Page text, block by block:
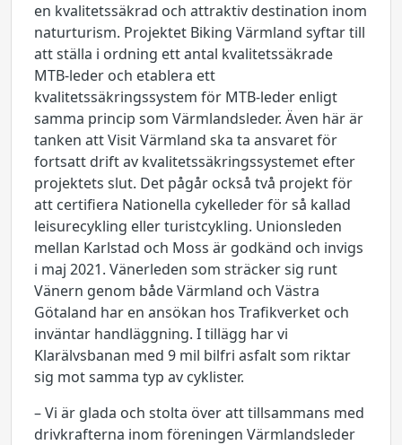
en kvalitetssäkrad och attraktiv destination inom
naturturism. Projektet Biking Värmland syftar till
att ställa i ordning ett antal kvalitetssäkrade
MTB-leder och etablera ett
kvalitetssäkringssystem för MTB-leder enligt
samma princip som Värmlandsleder. Även här är
tanken att Visit Värmland ska ta ansvaret för
fortsatt drift av kvalitetssäkringssystemet efter
projektets slut. Det pågår också två projekt för
att certifiera Nationella cykelleder för så kallad
leisurecykling eller turistcykling. Unionsleden
mellan Karlstad och Moss är godkänd och invigs
i maj 2021. Vänerleden som sträcker sig runt
Vänern genom både Värmland och Västra
Götaland har en ansökan hos Trafikverket och
inväntar handläggning. I tillägg har vi
Klarälvsbanan med 9 mil bilfri asfalt som riktar
sig mot samma typ av cyklister.
– Vi är glada och stolta över att tillsammans med
drivkrafterna inom föreningen Värmlandsleder